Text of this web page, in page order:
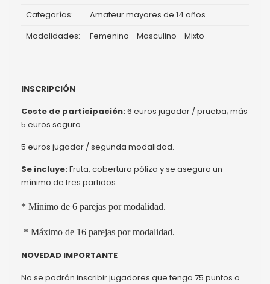
Categorías:
Amateur mayores de 14 años.
Modalidades:
Femenino - Masculino - Mixto
INSCRIPCIÓN
Coste de participación:6 euros jugador / prueba; más
5 euros seguro.
5 euros jugador / segunda modalidad.
Se incluye:Fruta, cobertura póliza y se asegura un
mínimo de tres partidos.
* Mínimo de 6 parejas por modalidad.
* Máximo de 16 parejas por modalidad.
NOVEDAD IMPORTANTE
No se podrán inscribir jugadores que tenga 75 puntos o